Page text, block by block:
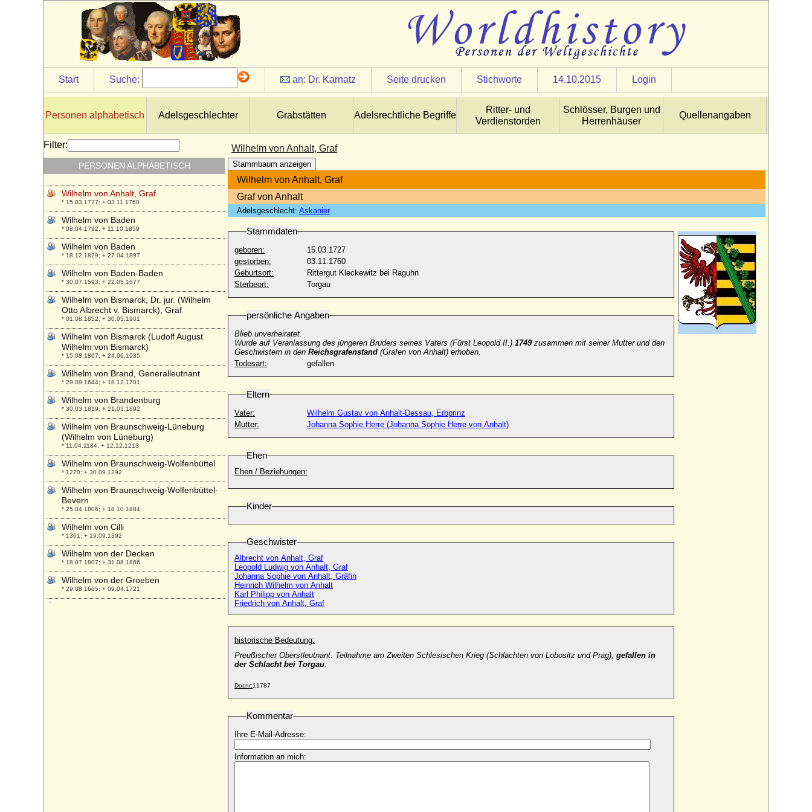
Start Suche: an: Dr. Karnatz Seite drucken Stichworte 14.10.2015 Login
Personen alphabetisch Adelsgeschlechter Grabstätten Adelsrechtliche Begriffe
Ritter- und
Verdienstorden
Schlösser, Burgen und
Herrenhäuser
Quellenangaben
Wilhelm von Anhalt, Graf
Stammbaum anzeigen
Wilhelm von Anhalt, Graf
Graf von Anhalt
Adelsgeschlecht: Askanier
Stammdaten
geboren:
15.03.1727
gestorben:
03.11.1760
Geburtsort:
Rittergut Kleckewitz bei Raguhn
Sterbeort:
Torgau
persönliche Angaben
Blieb unverheiratet.
Wurde auf Veranlassung des jüngeren Bruders seines Vaters (Fürst Leopold II.) 1749 zusammen mit seiner Mutter und den
Geschwistern in den Reichsgrafenstand (Grafen von Anhalt) erhoben.
Todesart:
gefallen
Eltern
Vater:
Wilhelm Gustav von Anhalt-Dessau, Erbprinz
Mutter:
Johanna Sophie Herre (Johanna Sophie Herre von Anhalt)
Ehen
Ehen / Beziehungen:
Kinder
Geschwister
Albrecht von Anhalt, Graf
Leopold Ludwig von Anhalt, Graf
Johanna Sophie von Anhalt, Gräfin
Heinrich Wilhelm von Anhalt
Karl Philipp von Anhalt
Friedrich von Anhalt, Graf
historische Bedeutung:
Preußischer Oberstleutnant. Teilnahme am Zweiten Schlesischen Krieg (Schlachten von Lobositz und Prag), gefallen in
der Schlacht bei Torgau.
Docnr:11787
Kommentar
Ihre E-Mail-Adresse:
Information an mich:
Filter:
PERSONEN ALPHABETISCH
Wilhelm VII. von Hessen-Kassel
* 21.06.1651; + 21.11.1670
Wilhelm VII. von Jülich-Berg (Wilhelm I.
von Berg)
* um 1348; + 25.06.1408
Wilhelm VIII. (IV.) von Jülich-Berg
* 09.01.1455; + 06.09.1511
Wilhelm VIII. von Aquitanien (Guido
Poitou)
* um 1025; + 25.09.1086
Wilhelm VIII. von Hessen-Kassel
* 10.03.1682; + 01.02.1760
Wilhelm Viktor von Preußen
* 15.02.1919; + 07.02.1989
Wilhelm von Anhalt, Graf
* 15.03.1727; + 03.11.1760
Wilhelm von Baden
* 08.04.1792; + 11.10.1859
Wilhelm von Baden
* 18.12.1829; + 27.04.1897
Wilhelm von Baden-Baden
* 30.07.1593; + 22.05.1677
Wilhelm von Bismarck, Dr. jur. (Wilhelm
Otto Albrecht v. Bismarck), Graf
* 01.08.1852; + 30.05.1901
Wilhelm von Bismarck (Ludolf August
Wilhelm von Bismarck)
* 15.08.1867; + 24.06.1935
Wilhelm von Brand, Generalleutnant
* 29.09.1644; + 18.12.1701
Wilhelm von Brandenburg
* 30.03.1819; + 21.03.1892
Wilhelm von Braunschweig-Lüneburg
(Wilhelm von Lüneburg)
* 11.04.1184; + 12.12.1213
Wilhelm von Braunschweig-Wolfenbüttel
* 1270; + 30.09.1292
Wilhelm von Braunschweig-Wolfenbüttel-
Bevern
* 25.04.1806; + 18.10.1884
Wilhelm von Cilli
* 1361; + 19.09.1392
Wilhelm von der Decken
* 18.07.1807; + 31.08.1866
Wilhelm von der Groeben
* 29.08.1665; + 09.04.1721